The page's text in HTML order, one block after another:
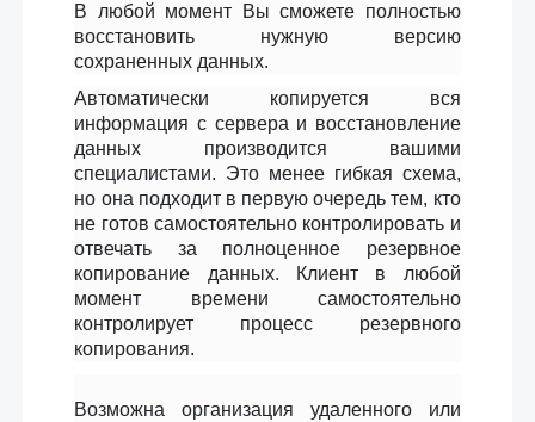
В любой момент Вы сможете полностью
восстановить нужную версию
сохраненных данных.
Aвтоматически копируется вся
информация с сервера и восстановление
данных производится вашими
специалистами. Это менее гибкая схема,
но она подходит в первую очередь тем, кто
не готов самостоятельно контролировать и
отвечать за полноценное резервное
копирование данных. Клиент в любой
момент времени самостоятельно
контролирует процесс резервного
копирования.
Возможна организация удаленного или